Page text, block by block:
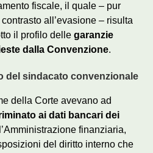
fiscale, il quale – pur
all’evasione – risulta
il profilo delle garanzie
dalla Convenzione.
del sindacato convenzionale
della Corte avevano ad
ai dati bancari dei
finanziaria,
del diritto interno che